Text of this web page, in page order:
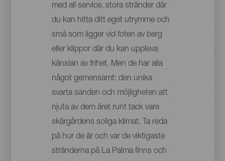
med all service, stora stränder där
du kan hitta ditt eget utrymme och
små som ligger vid foten av berg
eller klippor där du kan uppleva
känslan av frihet. Men de har alla
något gemensamt: den unika
svarta sanden och möjligheten att
njuta av dem året runt tack vare
skärgårdens soliga klimat. Ta reda
på hur de är och var de viktigaste
stränderna på La Palma finns och